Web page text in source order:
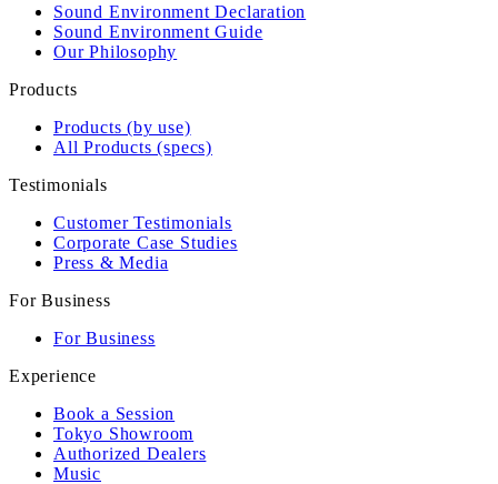
Sound Environment Declaration
Sound Environment Guide
Our Philosophy
Products
Products (by use)
All Products (specs)
Testimonials
Customer Testimonials
Corporate Case Studies
Press & Media
For Business
For Business
Experience
Book a Session
Tokyo Showroom
Authorized Dealers
Music